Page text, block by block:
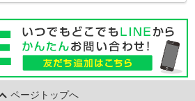
ページトップへ